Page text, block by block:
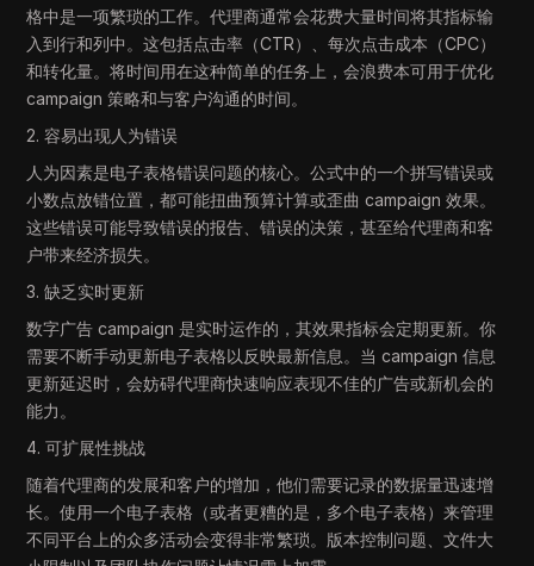
格中是一项繁琐的工作。代理商通常会花费大量时间将其指标输
入到行和列中。这包括点击率（CTR）、每次点击成本（CPC）
和转化量。将时间用在这种简单的任务上，会浪费本可用于优化
campaign 策略和与客户沟通的时间。
2. 容易出现人为错误
人为因素是电子表格错误问题的核心。公式中的一个拼写错误或
小数点放错位置，都可能扭曲预算计算或歪曲 campaign 效果。
这些错误可能导致错误的报告、错误的决策，甚至给代理商和客
户带来经济损失。
3. 缺乏实时更新
数字广告 campaign 是实时运作的，其效果指标会定期更新。你
需要不断手动更新电子表格以反映最新信息。当 campaign 信息
更新延迟时，会妨碍代理商快速响应表现不佳的广告或新机会的
能力。
4. 可扩展性挑战
随着代理商的发展和客户的增加，他们需要记录的数据量迅速增
长。使用一个电子表格（或者更糟的是，多个电子表格）来管理
不同平台上的众多活动会变得非常繁琐。版本控制问题、文件大